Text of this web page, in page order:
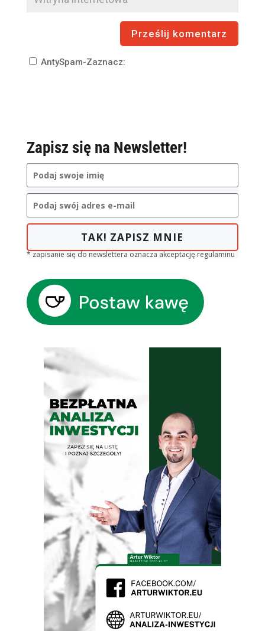
AntySpam-Zaznacz:
Zapisz się na Newsletter!
TAK! ZAPISZ MNIE
* zapisanie się do newslettera oznacza akceptację regulaminu